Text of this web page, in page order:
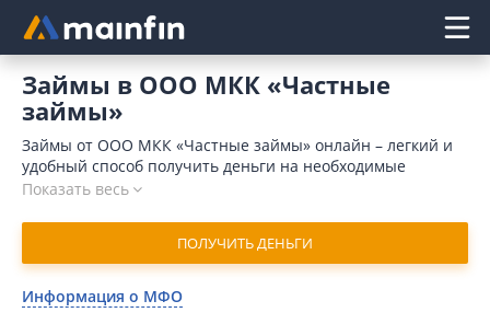
Главное меню
Займы в ООО МКК «Частные
займы»
Займы от ООО МКК «Частные займы» онлайн – легкий и
удобный способ получить деньги на необходимые
расходы. Микрофинансовая организация выдает
клиента мгновенно после одобрения запроса. Для подачи
заявки достаточно предоставить минимальный пакет
документов. В 2026 году оформить займ в ООО МКК
«Частные займы» могут даже клиенты, имеющие
проблемную кредитную историю. Для отправки заявки
Показать весь
ПОЛУЧИТЬ ДЕНЬГИ
Информация о МФО